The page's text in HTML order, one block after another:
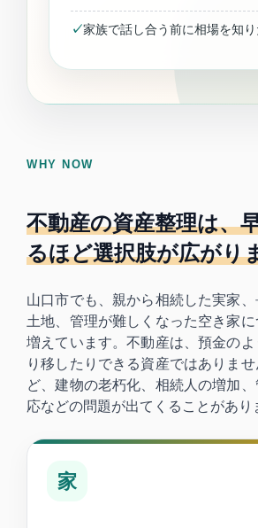
家族で話し合う前に相場を知
WHY NOW
不動産の資産整理は、
るほど選択肢が広がり
山口市でも、親から相続した実家
土地、管理が難しくなった空き家
増えています。不動産は、預金の
り移したりできる資産ではありま
ど、建物の老朽化、相続人の増加
応などの問題が出てくることがあり
家